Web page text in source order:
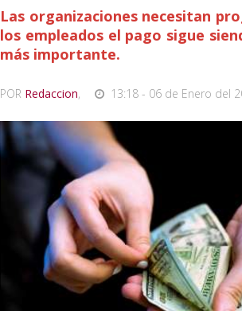
Las organizaciones necesitan
los empleados el pago sigue
más importante.
POR Redaccion, 13:18 - 06 de Enero del